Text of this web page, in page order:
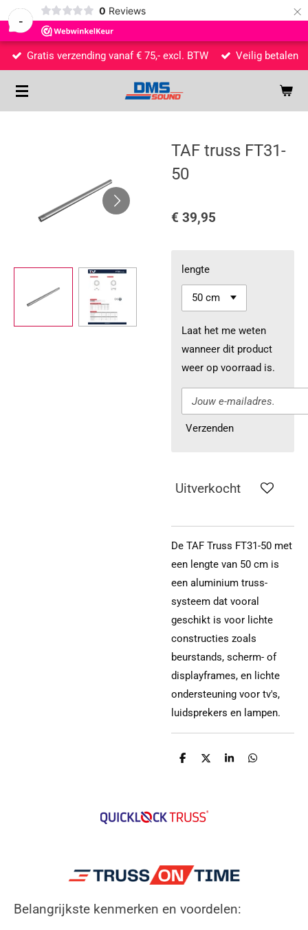
-
0 Reviews ×
Gratis verzending vanaf € 75,- excl. BTW Veilig betalen
TAF truss FT31-
50
€ 39,95
lengte
Laat het me weten
wanneer dit product
weer op voorraad is.
Verzenden
Uitverkocht
De TAF Truss FT31-50 met
een lengte van 50 cm is
een aluminium truss-
systeem dat vooral
geschikt is voor lichte
constructies zoals
beurstands, scherm- of
displayframes, en lichte
ondersteuning voor tv's,
luidsprekers en lampen.
D
D
S
D
Belangrijkste kenmerken en voordelen: